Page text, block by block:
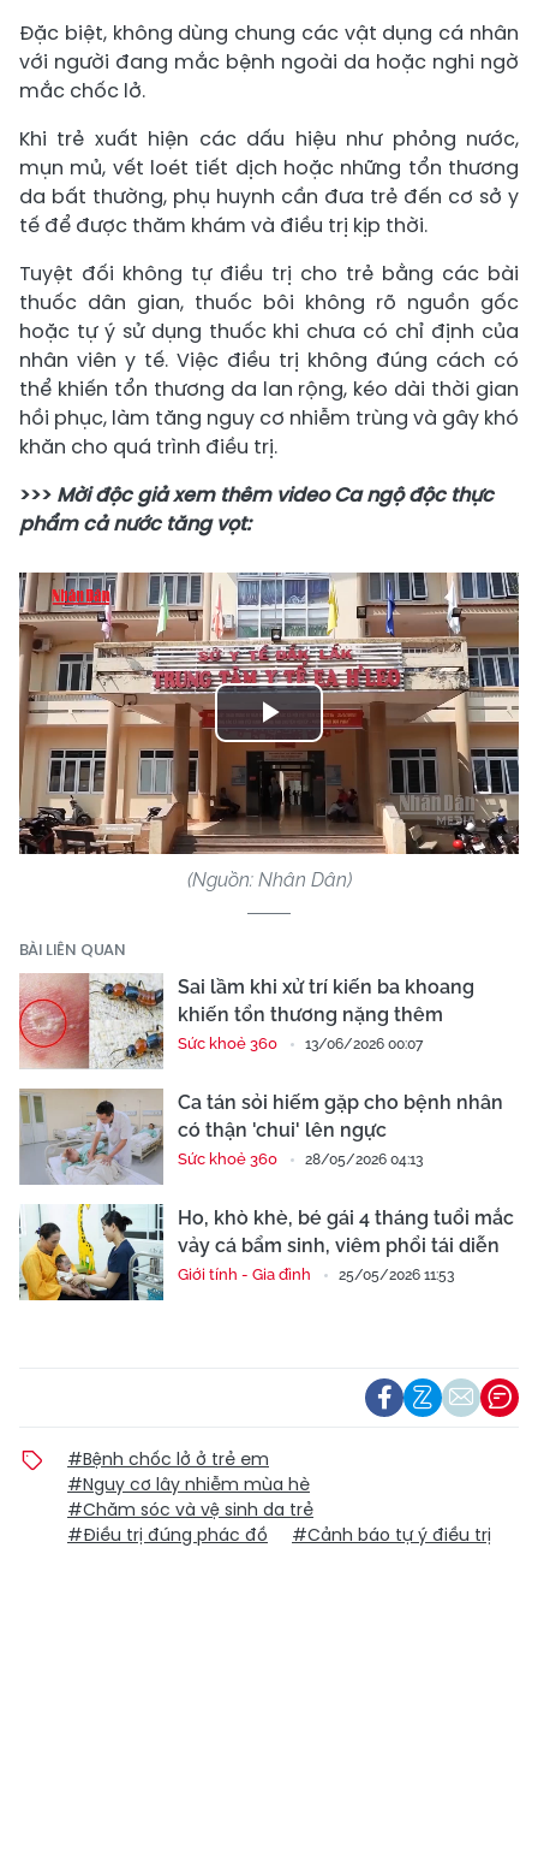
Đặc biệt, không dùng chung các vật dụng cá nhân
với người đang mắc bệnh ngoài da hoặc nghi ngờ
mắc chốc lở.
Khi trẻ xuất hiện các dấu hiệu như phỏng nước,
mụn mủ, vết loét tiết dịch hoặc những tổn thương
da bất thường, phụ huynh cần đưa trẻ đến cơ sở y
tế để được thăm khám và điều trị kịp thời.
Tuyệt đối không tự điều trị cho trẻ bằng các bài
thuốc dân gian, thuốc bôi không rõ nguồn gốc
hoặc tự ý sử dụng thuốc khi chưa có chỉ định của
nhân viên y tế. Việc điều trị không đúng cách có
thể khiến tổn thương da lan rộng, kéo dài thời gian
hồi phục, làm tăng nguy cơ nhiễm trùng và gây khó
khăn cho quá trình điều trị.
>>> Mời độc giả xem thêm video Ca ngộ độc thực
phẩm cả nước tăng vọt:
Play
Video
(Nguồn: Nhân Dân)
BÀI LIÊN QUAN
Sai lầm khi xử trí kiến ba khoang
khiến tổn thương nặng thêm
Sức khoẻ 360 13/06/2026 00:07
Ca tán sỏi hiếm gặp cho bệnh nhân
có thận 'chui' lên ngực
Sức khoẻ 360 28/05/2026 04:13
Ho, khò khè, bé gái 4 tháng tuổi mắc
vảy cá bẩm sinh, viêm phổi tái diễn
Giới tính - Gia đình 25/05/2026 11:53
#Bệnh chốc lở ở trẻ em
#Nguy cơ lây nhiễm mùa hè
#Chăm sóc và vệ sinh da trẻ
#Điều trị đúng phác đồ
#Cảnh báo tự ý điều trị